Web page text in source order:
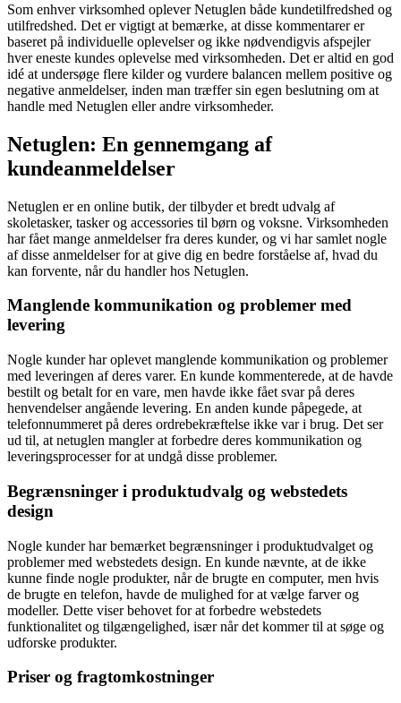
Som enhver virksomhed oplever Netuglen både kundetilfredshed og
utilfredshed. Det er vigtigt at bemærke, at disse kommentarer er
baseret på individuelle oplevelser og ikke nødvendigvis afspejler
hver eneste kundes oplevelse med virksomheden. Det er altid en god
idé at undersøge flere kilder og vurdere balancen mellem positive og
negative anmeldelser, inden man træffer sin egen beslutning om at
handle med Netuglen eller andre virksomheder.
Netuglen: En gennemgang af
kundeanmeldelser
Netuglen er en online butik, der tilbyder et bredt udvalg af
skoletasker, tasker og accessories til børn og voksne. Virksomheden
har fået mange anmeldelser fra deres kunder, og vi har samlet nogle
af disse anmeldelser for at give dig en bedre forståelse af, hvad du
kan forvente, når du handler hos Netuglen.
Manglende kommunikation og problemer med
levering
Nogle kunder har oplevet manglende kommunikation og problemer
med leveringen af deres varer. En kunde kommenterede, at de havde
bestilt og betalt for en vare, men havde ikke fået svar på deres
henvendelser angående levering. En anden kunde påpegede, at
telefonnummeret på deres ordrebekræftelse ikke var i brug. Det ser
ud til, at netuglen mangler at forbedre deres kommunikation og
leveringsprocesser for at undgå disse problemer.
Begrænsninger i produktudvalg og webstedets
design
Nogle kunder har bemærket begrænsninger i produktudvalget og
problemer med webstedets design. En kunde nævnte, at de ikke
kunne finde nogle produkter, når de brugte en computer, men hvis
de brugte en telefon, havde de mulighed for at vælge farver og
modeller. Dette viser behovet for at forbedre webstedets
funktionalitet og tilgængelighed, især når det kommer til at søge og
udforske produkter.
Priser og fragtomkostninger